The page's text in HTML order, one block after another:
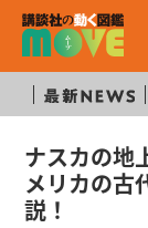
ナスカの地
メリカの古
説！